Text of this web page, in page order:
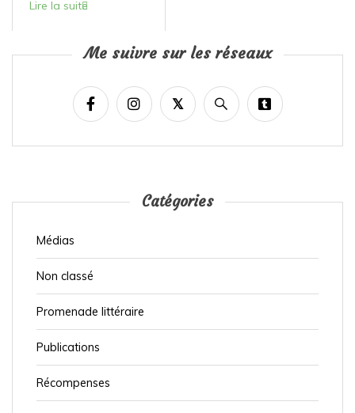
Lire la suite
Me suivre sur les réseaux
Catégories
Médias
Non classé
Promenade littéraire
Publications
Récompenses